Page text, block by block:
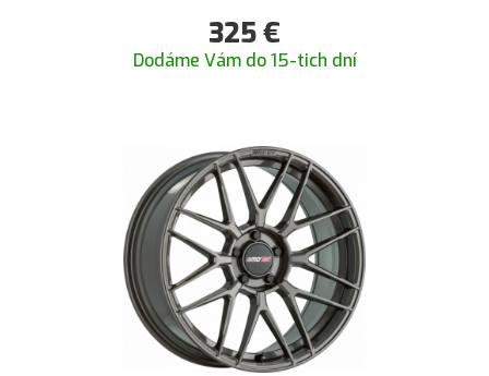
325€
Dodáme Vám do 15-tich dní